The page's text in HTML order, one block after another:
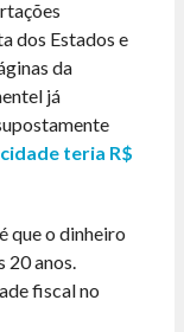
dos Estados e
da
já
teria R$
que o dinheiro
anos.
fiscal no